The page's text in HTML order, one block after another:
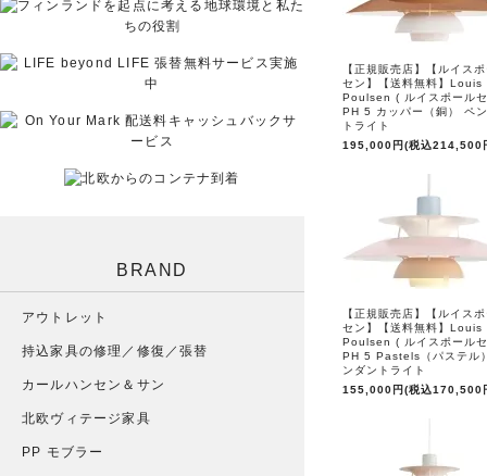
【正規販売店】【ルイス
セン】【送料無料】Louis
Poulsen ( ルイスポール
PH 5 カッパー（銅） ペ
トライト
195,000円(税込214,500
【正規販売店】【ルイス
セン】【送料無料】Louis
Poulsen ( ルイスポール
PH 5 Pastels（パステル
ンダントライト
155,000円(税込170,500
BRAND
アウトレット
持込家具の修理／修復／張替
カールハンセン＆サン
北欧ヴィテージ家具
PP モブラー